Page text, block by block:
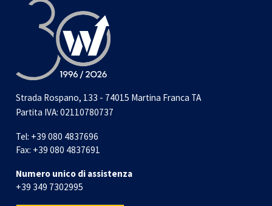
Strada Rospano, 133 - 74015 Martina Franca TA
Partita IVA: 02110780737
Tel: +39 080 4837696
Fax: +39 080 4837691
Numero unico di assistenza
+39 349 7302995